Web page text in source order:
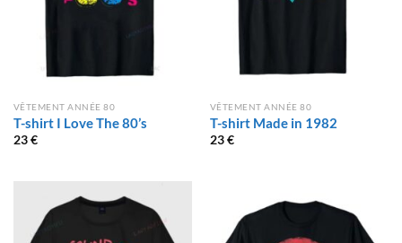
VÊTEMENT ANNÉE 80
T-shirt I Love The 80’s
23€
VÊTEMENT ANNÉE 80
T-shirt Made in 1982
23€